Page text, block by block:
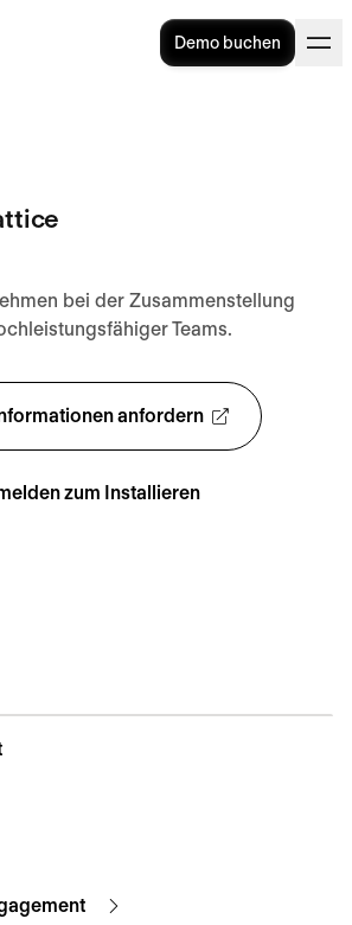
Demo buchen
anfordern
zum Installieren
bei der Zusammenstellung
Teams.